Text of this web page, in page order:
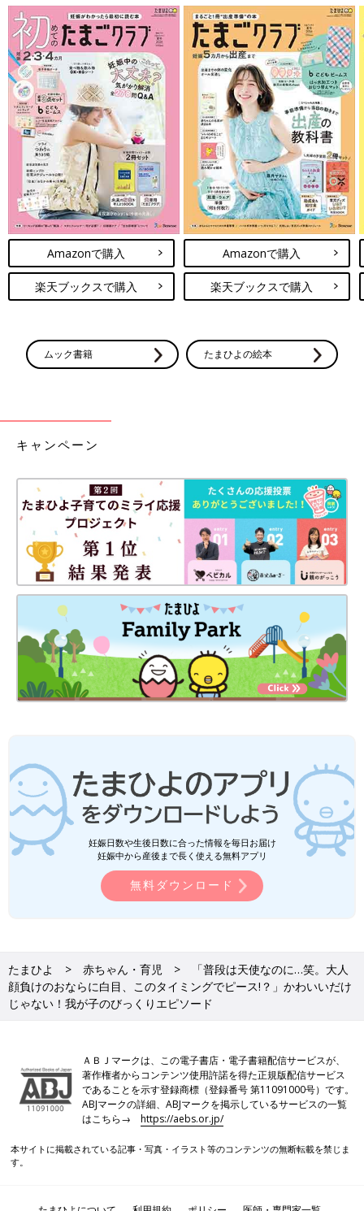
丁拳銃の修士さん。現在は吉本総合芸能学院（ＮＳＣ）東京校の
講師、著書・脚本等の作家業に加え、メディア出演など多方面で
活躍中。最新刊に『アカンヒトズカン』（学研プラス）など多
数。
アカンヒトズカン
Amazonで見る
楽天ブックスで見る
※文中のコメントは「たまひよ」アプリユーザーから集めた体験
談を再編集したものです。
※記事の内容は記事執筆当時の情報であり、現在と異なる場合が
あります。
「ゴマ団子かと思ったら、まさかのアリ
「ウィメンズパーク」からママたちの声を紹介
するとともに、エッセイストの鳥居りんこさん
にも聞きました。
Amazonで購入
楽天ブックスで購入
Amazonで購入
楽天ブックスで購入
ムック書籍 たまひよの絵本
キャンペーン
妊娠日数や生後日数に合った情報を毎日お届け
妊娠中から産後まで長く使える無料アプリ
無料ダウンロード
たまひよ 赤ちゃん・育児
「普段は天使なのに…笑。大人
顔負けのおならに白目、このタイミングでピース!？」かわいいだけ
じゃない！我が子のびっくりエピソード
ＡＢＪマークは、この電子書店・電子書籍配信サービスが、
著作権者からコンテンツ使用許諾を得た正規版配信サービス
であることを示す登録商標（登録番号 第11091000号）です。
ABJマークの詳細、ABJマークを掲示しているサービスの一覧
はこちら→https://aebs.or.jp/
本サイトに掲載されている記事・写真・イラスト等のコンテンツの無断転載を禁じま
す。